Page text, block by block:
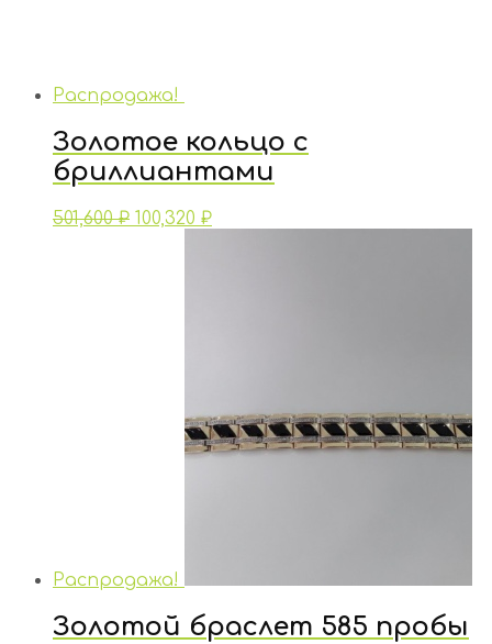
Распродажа!
Золотое кольцо с
бриллиантами
501,600₽ 100,320 ₽
Распродажа!
Золотой браслет 585 пробы